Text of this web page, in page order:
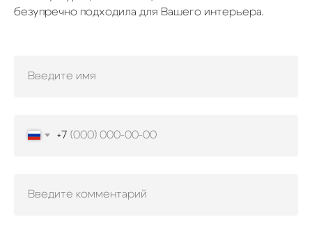
безупречно подходила для Вашего интерьера.
+7